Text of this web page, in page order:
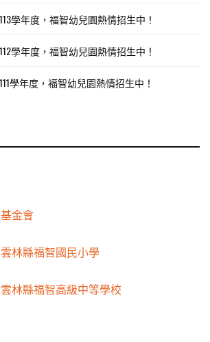
學年度，福智幼兒園熱情招生中！
學年度，福智幼兒園熱情招生中！
學年度，福智幼兒園熱情招生中！
金會
林縣福智國民小學
林縣福智高級中等學校